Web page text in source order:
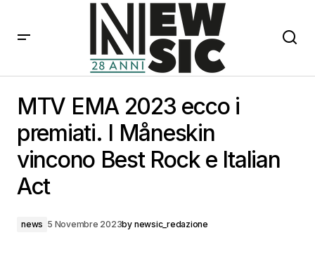
Best Rock e Italian Act
MTV EMA 2023 ecco i
premiati. I Måneskin
vincono Best Rock e Italian
Act
news 5 Novembre 2023by newsic_redazione